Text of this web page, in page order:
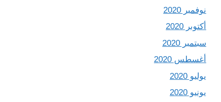
نوفمبر 2020
أكتوبر 2020
سبتمبر 2020
أغسطس 2020
يوليو 2020
يونيو 2020